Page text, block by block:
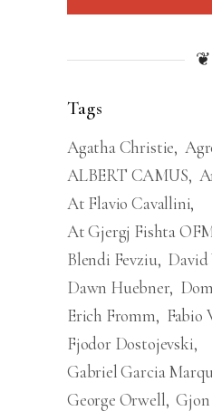
❦
Tags
Agatha Christie
ALBERT CAMUS
At Flavio Cavallini
At Gjergj Fishta
Blendi Fevziu David
Dawn Huebner
Erich Fromm
Fabio
Fjodor Dostojevski
Gabriel Garcia
George Orwell